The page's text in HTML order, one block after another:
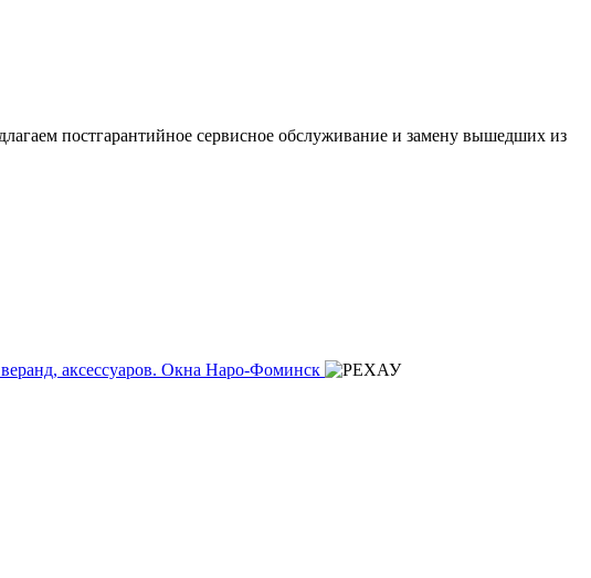
постгарантийное сервисное обслуживание и замену вышедших из
Окна Наро-Фоминск